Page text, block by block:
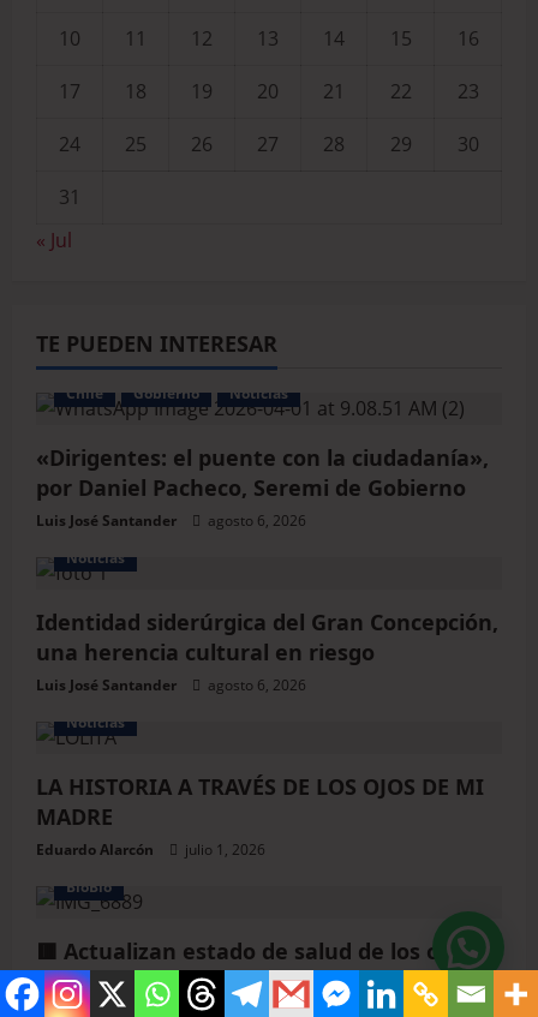
10
11 12 13 14 15
16
17
18 19 20 21 22
23
24
25 26 27 28 29
30
31
« Jul
TE PUEDEN INTERESAR
Chile Gobierno Noticias
«Dirigentes: el puente con la ciudadanía»,
por Daniel Pacheco, Seremi de Gobierno
Luis José Santander
agosto 6, 2026
Noticias
Identidad siderúrgica del Gran Concepción,
una herencia cultural en riesgo
Luis José Santander
agosto 6, 2026
Noticias
LA HISTORIA A TRAVÉS DE LOS OJOS DE MI
MADRE
Eduardo Alarcón
julio 1, 2026
BioBio
🟥 Actualizan estado de salud de los otros
dos funcionarios del SAMU tras fatal
accidente en la Ruta 160